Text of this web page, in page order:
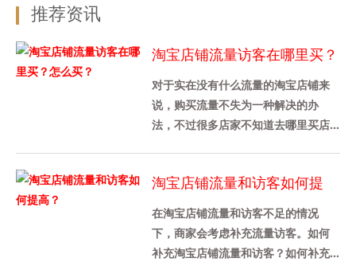
推荐资讯
淘宝店铺流量访客在哪里买？
怎么买？
对于实在没有什么流量的淘宝店铺来
说，购买流量不失为一种解决的办
法，不过很多店家不知道去哪里买店
下，......
淘宝店铺流量和访客如何提
高？
在淘宝店铺流量和访客不足的情况
下，商家会考虑补充流量访客。如何
补充淘宝店铺流量和访客？如何补充